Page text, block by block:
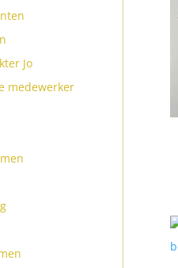
Jo
medewerker